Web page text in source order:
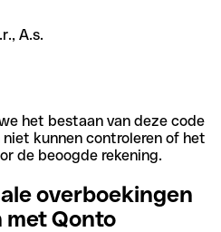
A.s.
het bestaan van deze code
kunnen controleren of het
de beoogde rekening.
overboekingen
met Qonto